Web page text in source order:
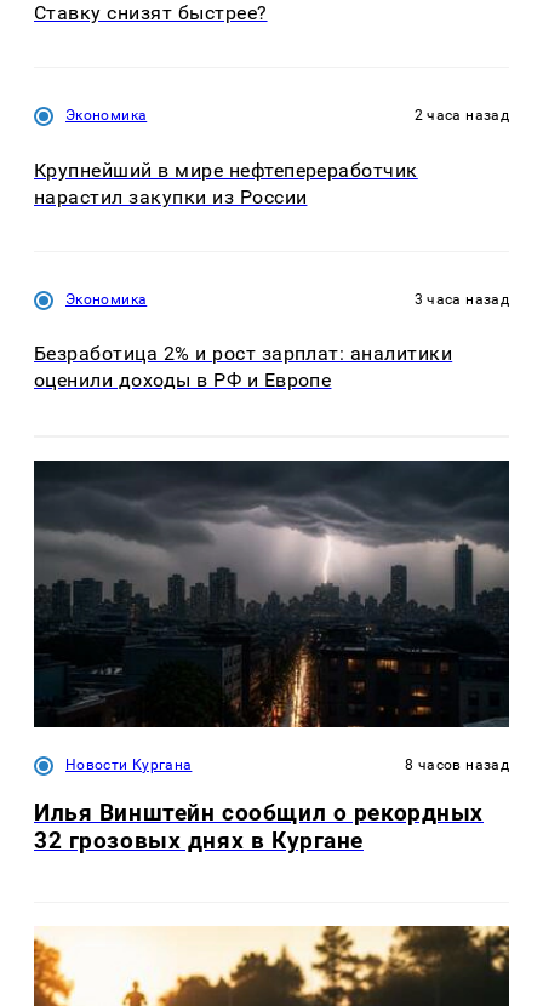
Ставку снизят быстрее?
Экономика 2 часа назад
Крупнейший в мире нефтепереработчик
нарастил закупки из России
Экономика 3 часа назад
Безработица 2% и рост зарплат: аналитики
оценили доходы в РФ и Европе
Новости Кургана 8 часов назад
Илья Винштейн сообщил о рекордных
32 грозовых днях в Кургане